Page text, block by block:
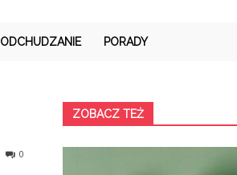
ODCHUDZANIE PORADY
0
ZOBACZ TEŻ